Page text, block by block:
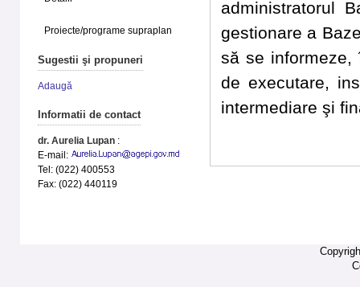
Proiecte/programe supraplan
Sugestii şi propuneri
Adaugă
Informatii de contact
dr. Aurelia Lupan :
E-mail:
Tel: (022) 400553
Fax: (022) 440119
administratorul
gestionare a
să se informeze,
de executare,
intermediare şi